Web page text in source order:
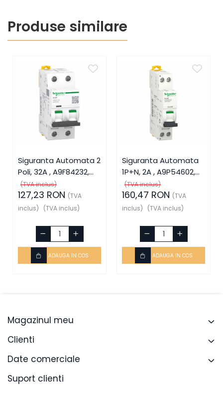
Produse similare
Siguranta Automata 2
Poli, 32A , A9F84232,
Schneider Electric
(TVA inclus)
127,23 RON (TVA
inclus)
(TVA inclus)
ADAUGA IN COS
Siguranta Automata
1P+N, 2A , A9P54602,
Schneider Electric
(TVA inclus)
160,47 RON (TVA
inclus)
(TVA inclus)
ADAUGA IN COS
Magazinul meu
Clienti
Date comerciale
Suport clienti